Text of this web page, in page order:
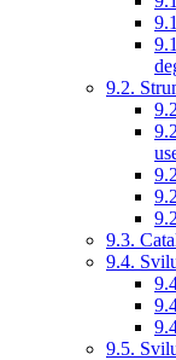
9.2.
9.3.
9.4.
9.5.